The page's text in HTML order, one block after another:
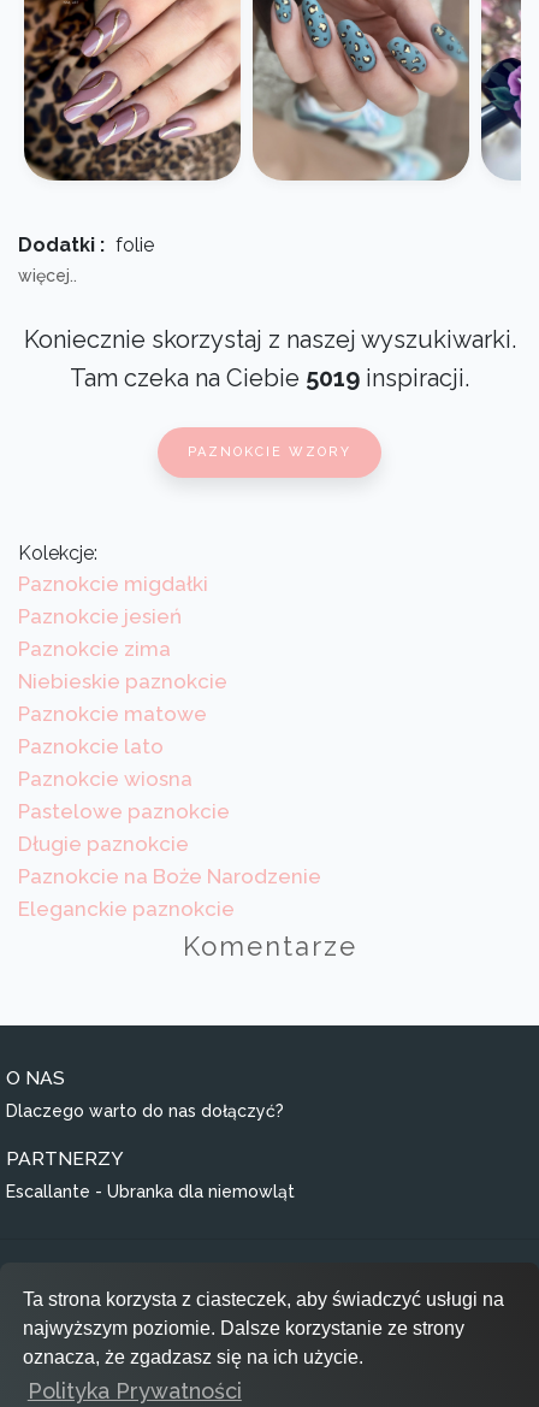
Dodatki : folie
więcej..
Koniecznie skorzystaj z naszej wyszukiwarki.
Tam czeka na Ciebie 5019 inspiracji.
PAZNOKCIE WZORY
Kolekcje:
Paznokcie migdałki
Paznokcie jesień
Paznokcie zima
Niebieskie paznokcie
Paznokcie matowe
Paznokcie lato
Paznokcie wiosna
Pastelowe paznokcie
Długie paznokcie
Paznokcie na Boże Narodzenie
Eleganckie paznokcie
Komentarze
O NAS
Dlaczego warto do nas dołączyć?
PARTNERZY
Escallante - Ubranka dla niemowląt
Regulamin
Polityka prywatności
RODO
Inspiracje
Ta strona korzysta z ciasteczek, aby świadczyć usługi na
najwyższym poziomie. Dalsze korzystanie ze strony
oznacza, że zgadzasz się na ich użycie.
Polityka Prywatności